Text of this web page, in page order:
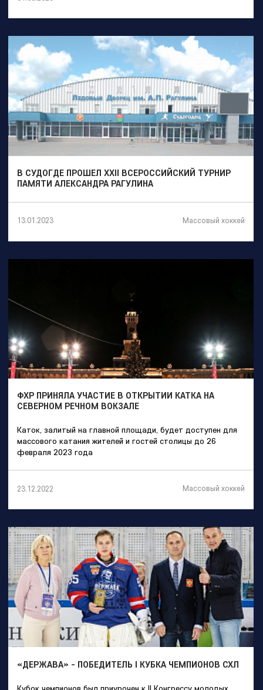
В СУДОГДЕ ПРОШЕЛ XXII ВСЕРОССИЙСКИЙ ТУРНИР
ПАМЯТИ АЛЕКСАНДРА РАГУЛИНА
13.01.2023 Массовый хоккей
ФХР ПРИНЯЛА УЧАСТИЕ В ОТКРЫТИИ КАТКА НА
СЕВЕРНОМ РЕЧНОМ ВОКЗАЛЕ
Каток, залитый на главной площади, будет доступен для
массового катания жителей и гостей столицы до 26
февраля 2023 года
23.12.2022 Массовый хоккей
«ДЕРЖАВА» - ПОБЕДИТЕЛЬ I КУБКА ЧЕМПИОНОВ СХЛ